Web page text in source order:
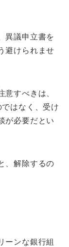
異議申立書を
避けられませ
意すべきは、
はなく、受け
が必要だとい
、解除するの
ーンな銀行組